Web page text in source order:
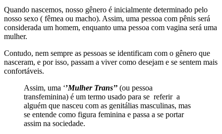
Quando nascemos, nosso gênero é inicialmente determinado pelo
nosso sexo ( fêmea ou macho). Assim, uma pessoa com pênis será
considerada um homem, enquanto uma pessoa com vagina será uma
mulher.
Contudo, nem sempre as pessoas se identificam com o gênero que
nasceram, e por isso, passam a viver como desejam e se sentem mais
confortáveis.
Assim, uma ‘’Mulher Trans’’ (ou pessoa
transfeminina) é um termo usado para se referir a
alguém que nasceu com as genitálias masculinas, mas
se entende como figura feminina e passa a se portar
assim na sociedade.